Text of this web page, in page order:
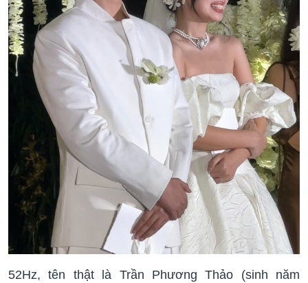
52Hz, tên thật là Trần Phương Thảo (sinh năm